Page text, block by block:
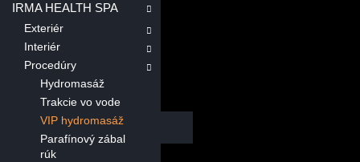
IRMA HEALTH SPA
Exteriér
Interiér
Procedúry
Hydromasáž
Trakcie vo vode
VIP hydromasáž
Parafínový zábal
rúk